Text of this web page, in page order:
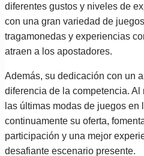
diferentes gustos y niveles de
con una gran variedad de
tragamonedas y experiencias
atraen a los apostadores.
Además, su dedicación con un
diferencia de la competencia.
las últimas modas de juegos
continuamente su oferta,
participación y una mejor
desafiante escenario presente.